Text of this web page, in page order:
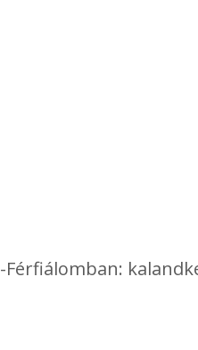
-Férfiálomban: